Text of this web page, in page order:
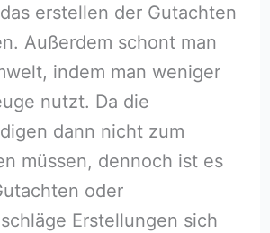
erstellen der Gutachten
Außerdem schont man
indem man weniger
nutzt. Da die
dann nicht zum
müssen, dennoch ist es
oder
Erstellungen sich